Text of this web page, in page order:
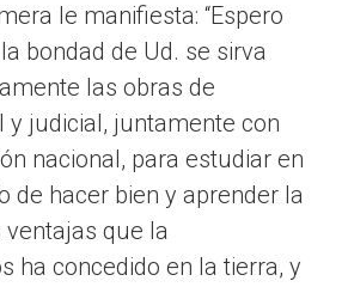
le manifiesta: “Espero
bondad de Ud. se sirva
las obras de
y judicial, juntamente con
nacional, para estudiar en
de hacer bien y aprender la
que la
ha concedido en la tierra, y